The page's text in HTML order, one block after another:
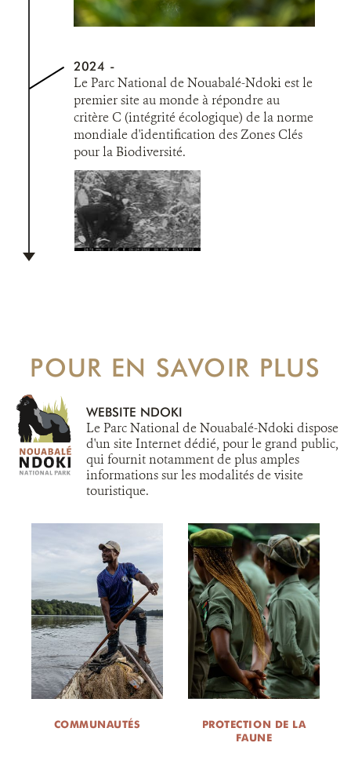
2024
Le Parc National de Nouabalé-Ndoki est le
premier site au monde à répondre au
critère C (intégrité écologique) de la norme
mondiale d'identification des Zones Clés
pour la Biodiversité.
POUR EN SAVOIR PLUS
WEBSITE NDOKI
Le Parc National de Nouabalé-Ndoki dispose
d'un site Internet dédié, pour le grand public,
qui fournit notamment de plus amples
informations sur les modalités de visite
touristique.
COMMUNAUTÉS
PROTECTION DE LA
FAUNE